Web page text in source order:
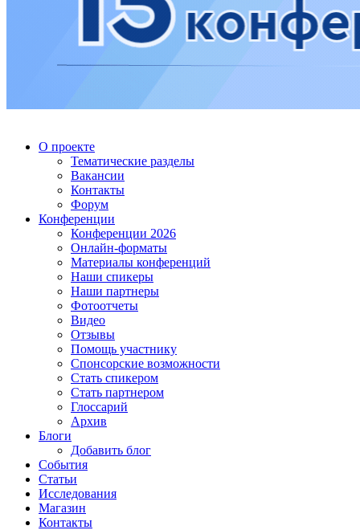
О проекте
Тематические разделы
Вакансии
Контакты
Форум
Конференции
Конференции 2026
Онлайн-форматы
Материалы конференций
Наши спикеры
Наши партнеры
Фотоотчеты
Видео
Отзывы
Помощь участнику
Спонсорские возможности
Стать спикером
Стать партнером
Глоссарий
Архив
Блоги
Добавить блог
События
Статьи
Исследования
Магазин
Контакты